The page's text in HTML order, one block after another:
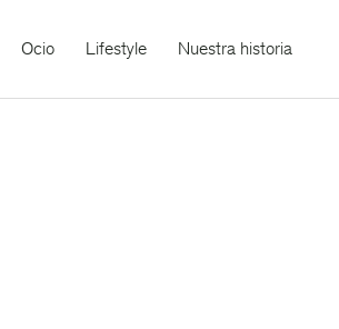
Ocio Lifestyle Nuestra historia